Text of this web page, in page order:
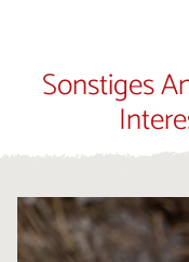
Sonstiges